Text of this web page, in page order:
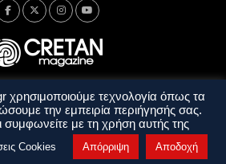
Απορρήτου
Όροι Χρήσης
Όροι και Προϋποθέσεις
χρησιμοποιούμε τεχνολογία όπως τα
την εμπειρία περιήγησής σας.
συμφωνείτε με τη χρήση αυτής της
Cookies Απόρριψη Αποδοχή